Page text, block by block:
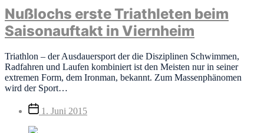
Nußlochs erste Triathleten beim
Saisonauftakt in Viernheim
Triathlon – der Ausdauersport der die Disziplinen Schwimmen,
Radfahren und Laufen kombiniert ist den Meisten nur in seiner
extremen Form, dem Ironman, bekannt. Zum Massenphänomen
wird der Sport…
Veröffentlichungsdatum
1. Juni 2015